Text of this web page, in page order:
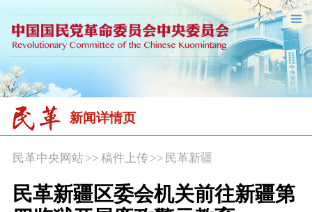
新闻详情页
民革中央网站>> 稿件上传 >> 民革新疆
民革新疆区委会机关前往新疆第